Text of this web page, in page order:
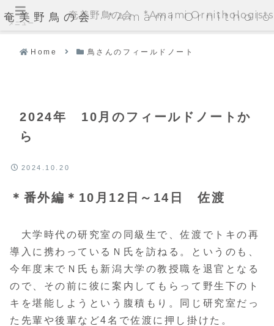
奄美野鳥の会 *Amami
Home 鳥さんのフィールドノート
2024年 10月のフィールドノートか
ら
2024.10.20
＊番外編＊10月12日～14日 佐渡
大学時代の研究室の同級生で、佐渡でトキの再
導入に携わっているＮ氏を訪ねる。というのも、
今年度末でＮ氏も新潟大学の教授職を退官となる
ので、その前に彼に案内してもらって野生下のト
キを堪能しようという腹積もり。同じ研究室だっ
た先輩や後輩など4名で佐渡に押し掛けた。
メニュー
奄美野鳥の会 *Amami